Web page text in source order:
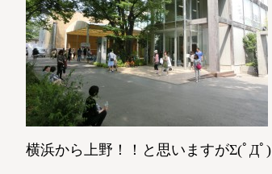
横浜から上野！！と思いますがΣ(ﾟДﾟ)